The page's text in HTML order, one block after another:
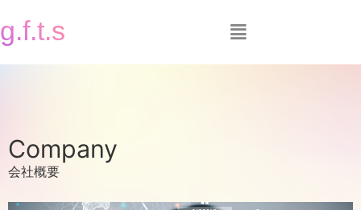
g.f.t.s
Company
会社概要